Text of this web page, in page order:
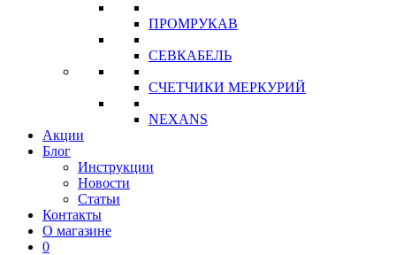
ПРОМРУКАВ
СЕВКАБЕЛЬ
СЧЕТЧИКИ МЕРКУРИЙ
NEXANS
Акции
Блог
Инструкции
Новости
Статьи
Контакты
О магазине
0